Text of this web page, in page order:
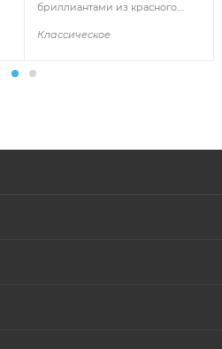
бриллиантами из красного
Классическое